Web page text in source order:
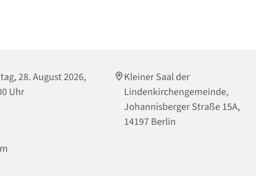
28. August 2026,
Uhr
Kleiner Saal der
Lindenkirchengemeinde,
Johannisberger Straße 15A,
14197 Berlin